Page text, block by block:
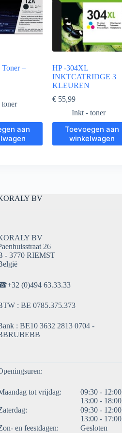
–
aan
HP -304XL
INKTCATRIDGE 3
KLEUREN
€ 55,99
Inkt - toner
Toevoegen aan
winkelwagen
BV
BV
26
- 3770 RIEMST
+32 (0)494 63.33.33
: BE 0785.375.373
: BE10 3632 2813 0704 -
tot vrijdag:
09:30 - 12:00
13:00 - 18:00
09:30 - 12:00
13:00 - 17:00
en feestdagen:
Gesloten